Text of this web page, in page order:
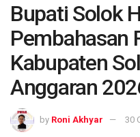
Bupati Solok
Pembahasan
Kabupaten
Anggaran
by Roni Akhyar 30